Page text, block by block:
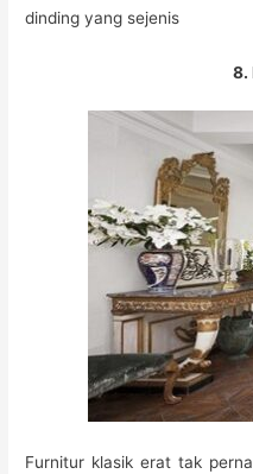
dinding yang sejenis
8.
Furnitur klasik erat tak